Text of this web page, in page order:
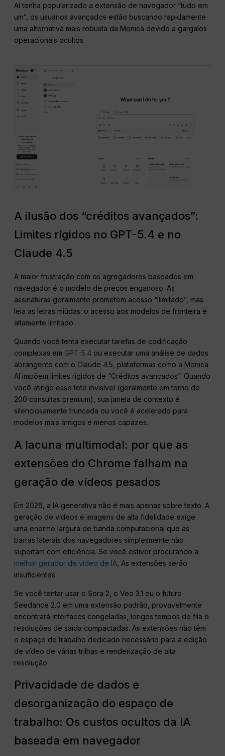
AI tenha popularizado a extensão de navegador “tudo em
um”, os usuários avançados estão buscando rapidamente
uma alternativa mais robusta da Monica devido a gargalos
operacionais ocultos.
A ilusão dos “créditos avançados”:
Limites rígidos no GPT-5.4 e no
Claude 4.5
A maior frustração com os agregadores baseados em
navegador é o modelo de preços enganoso. As
assinaturas geralmente prometem acesso “ilimitado”, mas
leia as letras miúdas: o acesso aos modelos de fronteira é
altamente limitado.
Quando você tenta executar tarefas de codificação
complexas em GPT-5.4 ou executar uma análise de dados
abrangente com o Claude 4.5, plataformas como a Monica
AI impõem limites rígidos de “Créditos avançados”. Quando
você atinge esse teto invisível (geralmente em torno de
200 consultas premium), sua janela de contexto é
silenciosamente truncada ou você é acelerado para
modelos mais antigos e menos capazes.
A lacuna multimodal: por que as
extensões do Chrome falham na
geração de vídeos pesados
Em 2026, a IA generativa não é mais apenas sobre texto. A
geração de vídeos e imagens de alta fidelidade exige
uma enorme largura de banda computacional que as
barras laterais dos navegadores simplesmente não
suportam com eficiência. Se você estiver procurando a
melhor gerador de vídeo de IA , As extensões serão
insuficientes.
Se você tentar usar o Sora 2, o Veo 3.1 ou o futuro
Seedance 2.0 em uma extensão padrão, provavelmente
encontrará interfaces congeladas, longos tempos de fila e
resoluções de saída compactadas. As extensões não têm
o espaço de trabalho dedicado necessário para a edição
de vídeo de várias trilhas e renderização de alta
resolução.
Privacidade de dados e
desorganização do espaço de
trabalho: Os custos ocultos da IA
baseada em navegador